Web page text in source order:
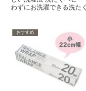
わずにお洗濯できる洗た
おすすめ